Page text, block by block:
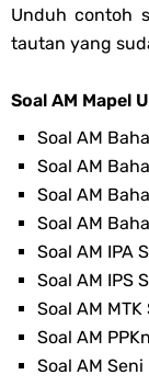
Unduh contoh
tautan yang
Soal AM Mapel
Soal AM
Soal AM
Soal AM
Soal AM
Soal AM IPA
Soal AM IPS
Soal AM MTK
Soal AM
Soal AM